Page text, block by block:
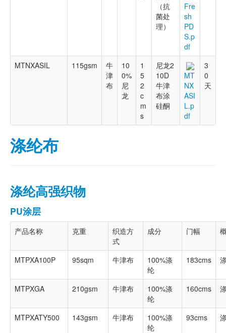
（抗
菌处
理）
Fre
sh
PD
S.p
df
MTNXASIL 115gsm
牛
津
布
10
0%
尼
龙
1
5
2
c
m
s
尼龙2
10D
牛津
布涂
硅酮
MT
NX
ASI
L.p
df
3
0
天
涤纶布
涤纶高强织物
PU涂层
产品名称 克重
织造方
式
成分 门幅
MTPXA100P 95sqm 牛津布
100%涤
纶
183cms
MTPXGA 210gsm 牛津布
100%涤
纶
160cms
MTPXATY500 143gsm 牛津布
100%涤
纶
93cms